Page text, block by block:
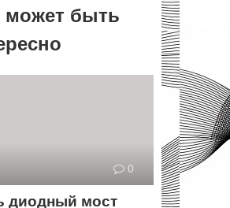
может быть
0
диодный мост